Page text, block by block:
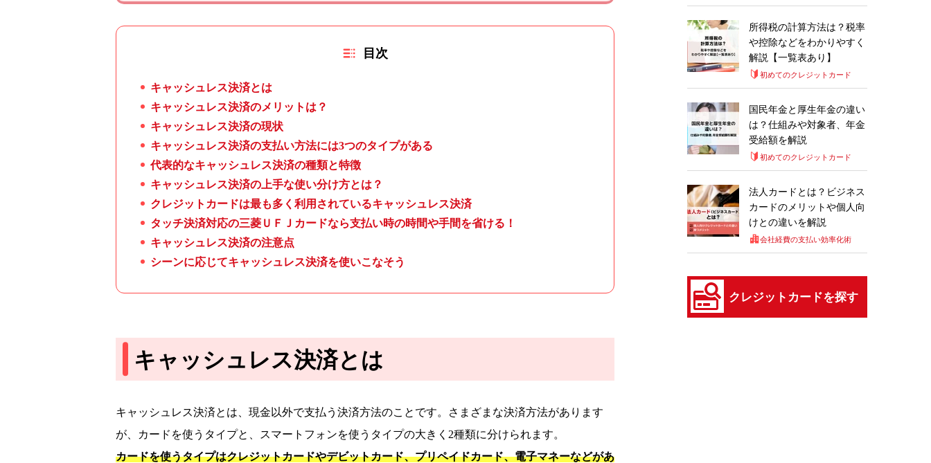
目次
キャッシュレス決済とは
キャッシュレス決済のメリットは？
キャッシュレス決済の現状
キャッシュレス決済の支払い方法には3つのタイプがある
代表的なキャッシュレス決済の種類と特徴
キャッシュレス決済の上手な使い分け方とは？
クレジットカードは最も多く利用されているキャッシュレス決済
タッチ決済対応の三菱ＵＦＪカードなら支払い時の時間や手間を省ける！
キャッシュレス決済の注意点
シーンに応じてキャッシュレス決済を使いこなそう
キャッシュレス決済とは
キャッシュレス決済とは、現金以外で支払う決済方法のことです。さまざまな決済方法があります
が、カードを使うタイプと、スマートフォンを使うタイプの大きく2種類に分けられます。
カードを使うタイプはクレジットカードやデビットカード、プリペイドカード、電子マネーなどがあ
所得税の計算方法は？税率
や控除などをわかりやすく
解説【一覧表あり】
初めてのクレジットカード
国民年金と厚生年金の違い
は？仕組みや対象者、年金
受給額を解説
初めてのクレジットカード
法人カードとは？ビジネス
カードのメリットや個人向
けとの違いを解説
会社経費の支払い効率化術
クレジットカードを探す